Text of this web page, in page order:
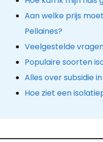
Aan welke prijs
Pellaines?
Veelgestelde
Populaire soorten
Alles over subsidie
Hoe ziet een